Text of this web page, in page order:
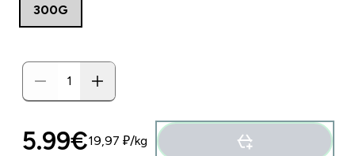
300G
5.99€‎19,97 ₽‎/kg